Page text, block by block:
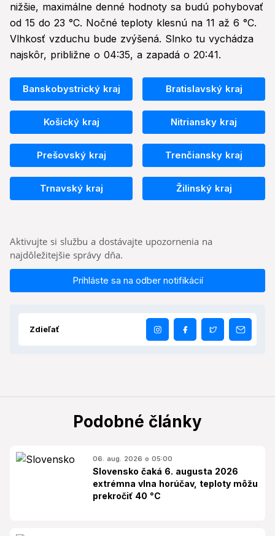
nižšie, maximálne denné hodnoty sa budú pohybovať
od 15 do 23 °C. Nočné teploty klesnú na 11 až 6 °C.
Vlhkosť vzduchu bude zvýšená. Slnko tu vychádza
najskôr, približne o 04:35, a zapadá o 20:41.
Banskobystrický kraj Bratislavský kraj
Košický kraj Nitriansky kraj
Prešovský kraj Trenčiansky kraj
Trnavský kraj Žilinský kraj
Aktivujte si službu a dostávajte upozornenia na
najdôležitejšie správy dňa.
Prihláste sa na odber notifikácií
Zdieľať
Podobné články
06. aug. 2026 o 05:00
Slovensko čaká 6. augusta 2026
extrémna vlna horúčav, teploty môžu
prekročiť 40 °C